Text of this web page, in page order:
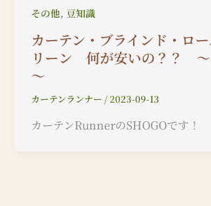
その他, 豆知識
カーテン・ブラインド・ロ
リーン 何が安いの？？ ～
～
カーテンランナー / 2023-09-13
カーテンRunnerのSHOGOです！